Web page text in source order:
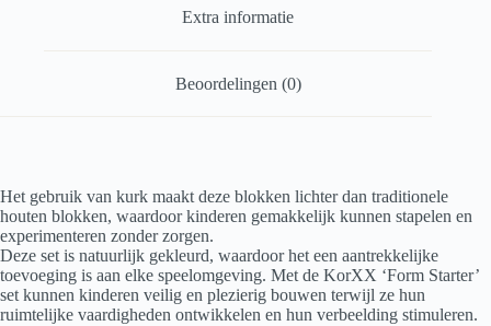
Extra informatie
Beoordelingen (0)
Het gebruik van kurk maakt deze blokken lichter dan traditionele
houten blokken, waardoor kinderen gemakkelijk kunnen stapelen en
experimenteren zonder zorgen.
Deze set is natuurlijk gekleurd, waardoor het een aantrekkelijke
toevoeging is aan elke speelomgeving. Met de KorXX ‘Form Starter’
set kunnen kinderen veilig en plezierig bouwen terwijl ze hun
ruimtelijke vaardigheden ontwikkelen en hun verbeelding stimuleren.